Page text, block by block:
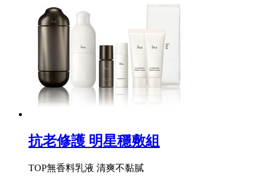
抗老修護 明星穩敷組
TOP無香料乳液 清爽不黏膩